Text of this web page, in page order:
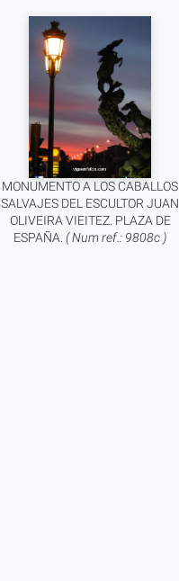
MONUMENTO A LOS CABALLOS
SALVAJES DEL ESCULTOR JUAN
OLIVEIRA VIEITEZ. PLAZA DE
ESPAÑA.( Num ref.: 9808c )